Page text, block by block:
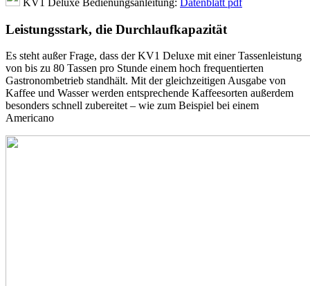
Leistungsstark, die Durchlaufkapazität
Es steht außer Frage, dass der KV1 Deluxe mit einer Tassenleistung
von bis zu 80 Tassen pro Stunde einem hoch frequentierten
Gastronombetrieb standhält. Mit der gleichzeitigen Ausgabe von
Kaffee und Wasser werden entsprechende Kaffeesorten außerdem
besonders schnell zubereitet – wie zum Beispiel bei einem
Americano